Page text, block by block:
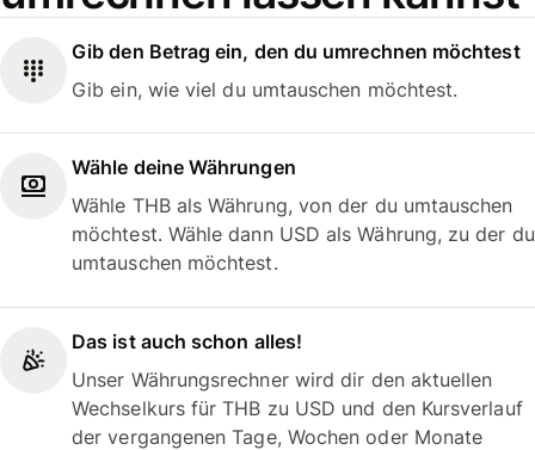
Gib den Betrag ein, den du umrechnen möchtest
Gib ein, wie viel du umtauschen möchtest.
Wähle deine Währungen
Wähle THB als Währung, von der du umtauschen
möchtest. Wähle dann USD als Währung, zu der du
umtauschen möchtest.
Das ist auch schon alles!
Unser Währungsrechner wird dir den aktuellen
Wechselkurs für THB zu USD und den Kursverlauf
der vergangenen Tage, Wochen oder Monate